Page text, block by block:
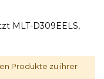
MLT-D309EELS,
Produkte zu ihrer